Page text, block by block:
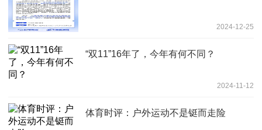
2024-12-25
“双11”16年了，今年有何不同？
2024-11-12
体育时评：户外运动不是铤而走险